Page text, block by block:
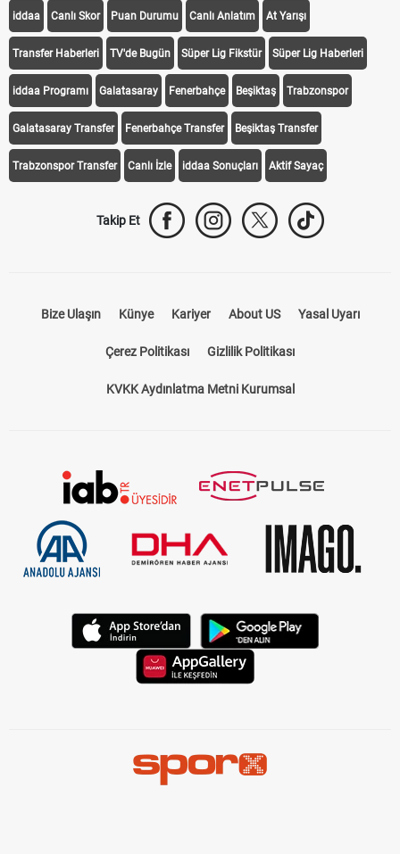
iddaa Canlı Skor Puan Durumu Canlı Anlatım At Yarışı
Transfer Haberleri TV'de Bugün Süper Lig Fikstür Süper Lig Haberleri
iddaa Programı Galatasaray Fenerbahçe Beşiktaş Trabzonspor
Galatasaray Transfer Fenerbahçe Transfer Beşiktaş Transfer
Trabzonspor Transfer Canlı İzle iddaa Sonuçları Aktif Sayaç
Takip Et
Bize Ulaşın Künye Kariyer About US Yasal Uyarı
Çerez Politikası Gizlilik Politikası
KVKK Aydınlatma Metni Kurumsal